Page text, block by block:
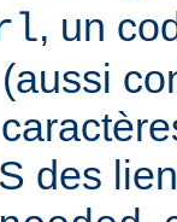
, un
des